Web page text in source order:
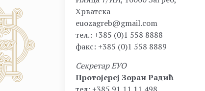
Хрватска
euozagreb@gmail.com
тел.: +385 (0)1 558 8888
факс: +385 (0)1 558 8889
Секретар ЕУО
Протојереј Зоран Радић